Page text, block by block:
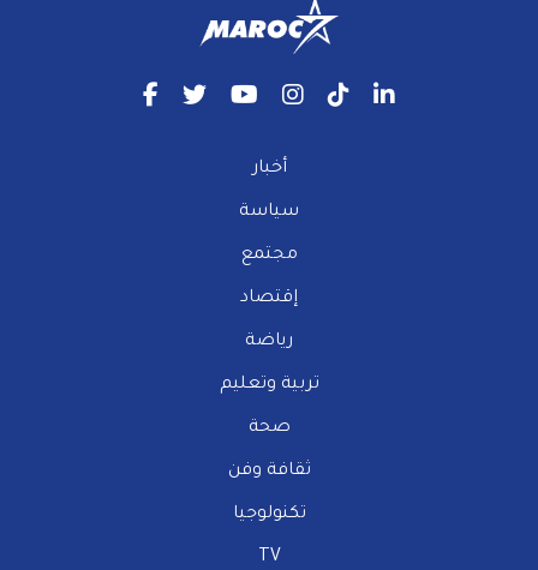
أخبار
سياسة
مجتمع
إقتصاد
رياضة
تربية وتعليم
صحة
ثقافة وفن
تكنولوجيا
TV